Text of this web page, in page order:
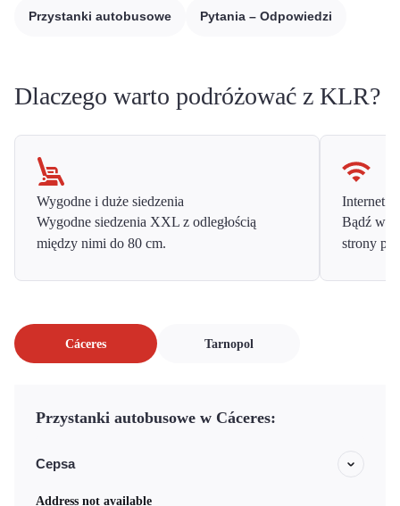
Przystanki autobusowe Pytania – Odpowiedzi
Dlaczego warto podróżować z KLR?
Wygodne i duże siedzenia
Wygodne siedzenia XXL z odległością
między nimi do 80 cm.
Internet
Bądź w
strony
Cáceres Tarnopol
Przystanki autobusowe w Cáceres:
Cepsa
Address not available